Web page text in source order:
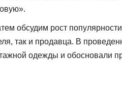
обсудим рост
так и продавца. В
одежды и обосновали